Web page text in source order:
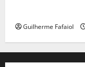
Guilherme Fafaiol